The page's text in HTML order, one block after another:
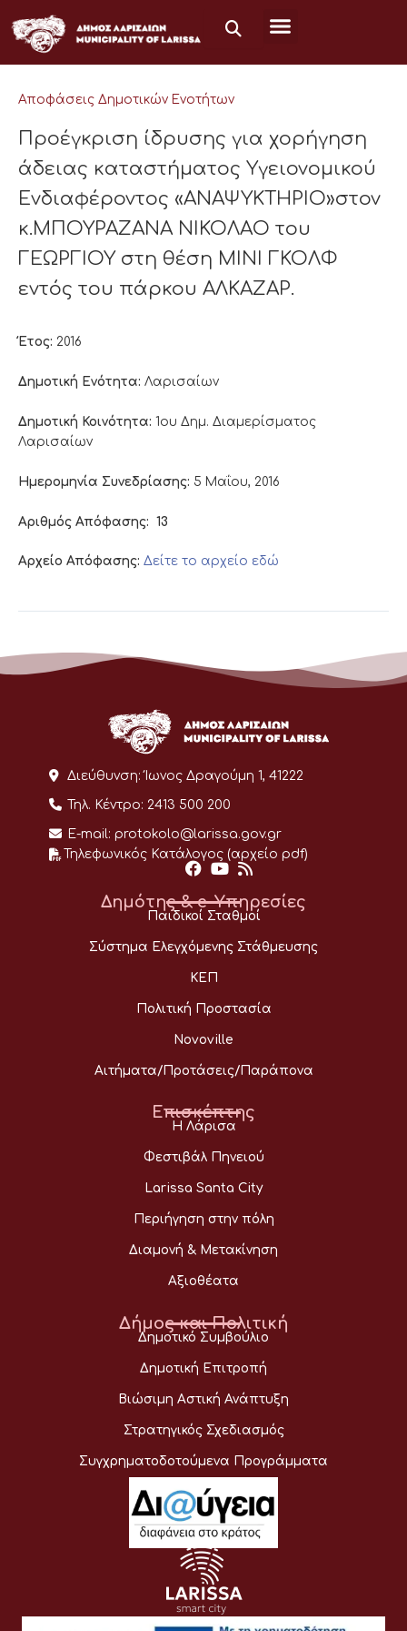
στο
περιεχόμενο
Αποφάσεις Δημοτικών Ενοτήτων
Προέγκριση ίδρυσης για χορήγηση
άδειας καταστήματος Υγειονομικού
Ενδιαφέροντος «ΑΝΑΨΥΚΤΗΡΙΟ»στον
κ.ΜΠΟΥΡΑΖΑΝΑ ΝΙΚΟΛΑΟ του
ΓΕΩΡΓΙΟΥ στη θέση ΜΙΝΙ ΓΚΟΛΦ
εντός του πάρκου ΑΛΚΑΖΑΡ.
Έτος: 2016
Δημοτική Ενότητα: Λαρισαίων
Δημοτική Κοινότητα: 1ου Δημ. Διαμερίσματος
Λαρισαίων
Ημερομηνία Συνεδρίασης: 5 Μαΐου, 2016
Αριθμός Απόφασης: 13
Αρχείο Απόφασης: Δείτε το αρχείο εδώ
Διεύθυνση: Ίωνος Δραγούμη 1, 41222
Τηλ. Κέντρο: 2413 500 200
E-mail: protokolo@larissa.gov.gr
Τηλεφωνικός Κατάλογος (αρχείο pdf)
Δημότης & e-Υπηρεσίες
Παιδικοί Σταθμοί
Σύστημα Ελεγχόμενης Στάθμευσης
ΚΕΠ
Πολιτική Προστασία
Novoville
Αιτήματα/Προτάσεις/Παράπονα
Επισκέπτης
Η Λάρισα
Φεστιβάλ Πηνειού
Larissa Santa City
Περιήγηση στην πόλη
Διαμονή & Μετακίνηση
Αξιοθέατα
Δήμος και Πολιτική
Δημοτικό Συμβούλιο
Δημοτική Επιτροπή
Βιώσιμη Αστική Ανάπτυξη
Στρατηγικός Σχεδιασμός
Συγχρηματοδοτούμενα Προγράμματα